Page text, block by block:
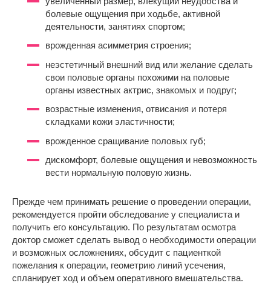
болевые ощущения при ходьбе, активной
деятельности, занятиях спортом;
врожденная асимметрия строения;
неэстетичный внешний вид или желание сделать
свои половые органы похожими на половые
органы известных актрис, знакомых и подруг;
возрастные изменения, отвисания и потеря
складками кожи эластичности;
врожденное сращивание половых губ;
дискомфорт, болевые ощущения и невозможность
вести нормальную половую жизнь.
Прежде чем принимать решение о проведении операции,
рекомендуется пройти обследование у специалиста и
получить его консультацию. По результатам осмотра
доктор сможет сделать вывод о необходимости операции
и возможных осложнениях, обсудит с пациенткой
пожелания к операции, геометрию линий усечения,
спланирует ход и объем оперативного вмешательства.